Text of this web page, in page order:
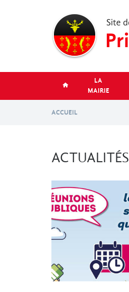
LA
MAIRIE
ACCUEIL
ACTUALITÉS